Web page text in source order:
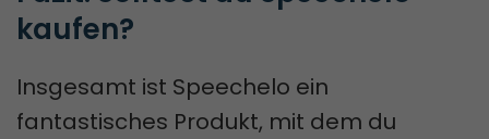
kaufen?
Insgesamt ist Speechelo ein
fantastisches Produkt, mit dem du